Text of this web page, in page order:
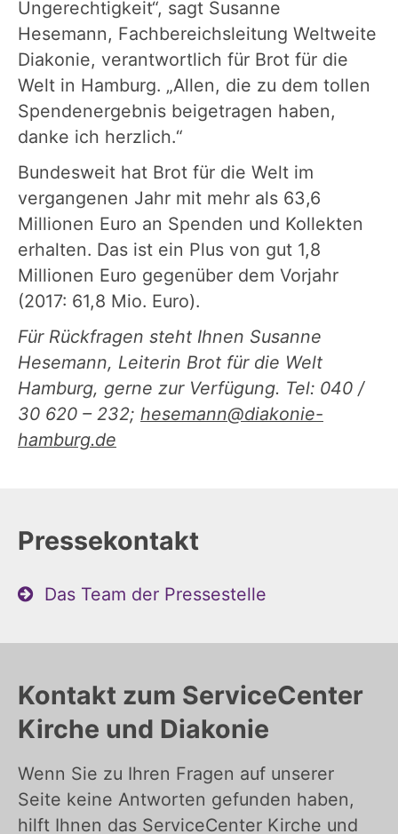
Ungerechtigkeit“, sagt Susanne
Hesemann, Fachbereichsleitung Weltweite
Diakonie, verantwortlich für Brot für die
Welt in Hamburg. „Allen, die zu dem tollen
Spendenergebnis beigetragen haben,
danke ich herzlich.“
Bundesweit hat Brot für die Welt im
vergangenen Jahr mit mehr als 63,6
Millionen Euro an Spenden und Kollekten
erhalten. Das ist ein Plus von gut 1,8
Millionen Euro gegenüber dem Vorjahr
(2017: 61,8 Mio. Euro).
Für Rückfragen steht Ihnen Susanne
Hesemann, Leiterin Brot für die Welt
Hamburg, gerne zur Verfügung. Tel: 040 /
30 620 – 232; hesemann@diakonie-
hamburg.de
Pressekontakt
Das Team der Pressestelle
Kontakt zum ServiceCenter
Kirche und Diakonie
Wenn Sie zu Ihren Fragen auf unserer
Seite keine Antworten gefunden haben,
hilft Ihnen das ServiceCenter Kirche und